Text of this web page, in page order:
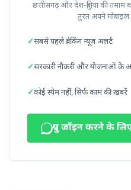
छत्तीसगढ़ और देश-दुनिया की तमाम
तुरंत अपने मोबाइल
सबसे पहले ब्रेकिंग न्यूज़ अलर्ट
सरकारी नौकरी और योजनाओं के
कोई स्पैम नहीं, सिर्फ काम की खबरें
ग्रुप जॉइन करने के